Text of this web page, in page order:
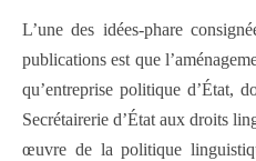
L’une des idées-phare
publications est que
qu’entreprise politique d’État,
Secrétairerie d’État aux droits
œuvre de la politique